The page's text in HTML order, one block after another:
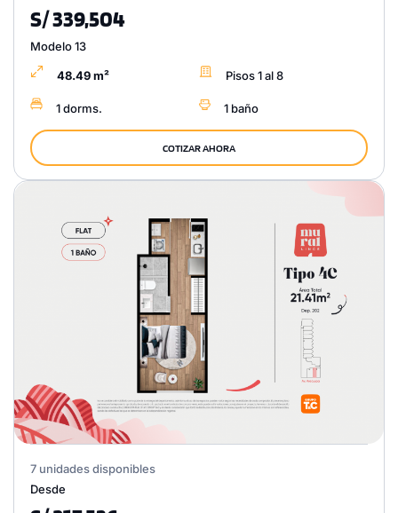
S/ 339,504
Modelo 13
48.49 m² Pisos 1 al 8
1 dorms. 1 baño
COTIZAR AHORA
7 unidades disponibles
Desde